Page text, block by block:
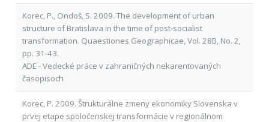
Korec, P., Ondoš, S. 2009. The development of urban
structure of Bratislava in the time of post-socialist
transformation. Quaestiones Geographicae, Vol. 28B, No. 2,
pp. 31-43.
ADE - Vedecké práce v zahraničných nekarentovaných
časopisoch
Korec, P. 2009. Štrukturálne zmeny ekonomiky Slovenska v
prvej etape spoločenskej transformácie v regionálnom